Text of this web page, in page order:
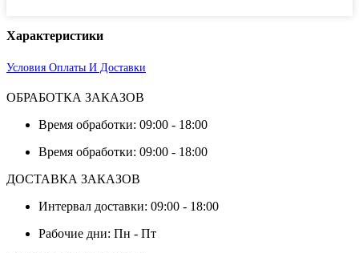
Характеристики
Условия Оплаты И Доставки
ОБРАБОТКА ЗАКАЗОВ
Время обработки: 09:00 - 18:00
Время обработки: 09:00 - 18:00
ДОСТАВКА ЗАКАЗОВ
Интервал доставки: 09:00 - 18:00
Рабочие дни: Пн - Пт